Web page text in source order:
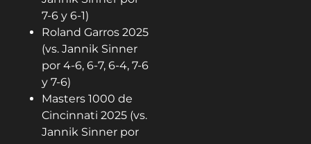
7-6 y 6-1)
Roland Garros 2025
(vs. Jannik Sinner
por 4-6, 6-7, 6-4, 7-6
y 7-6)
Masters 1000 de
Cincinnati 2025 (vs.
Jannik Sinner por